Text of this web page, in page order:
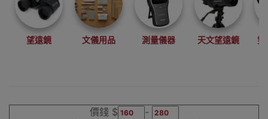
望遠鏡 文儀用品 測量儀器 天文望遠鏡 雙
價錢 $
-